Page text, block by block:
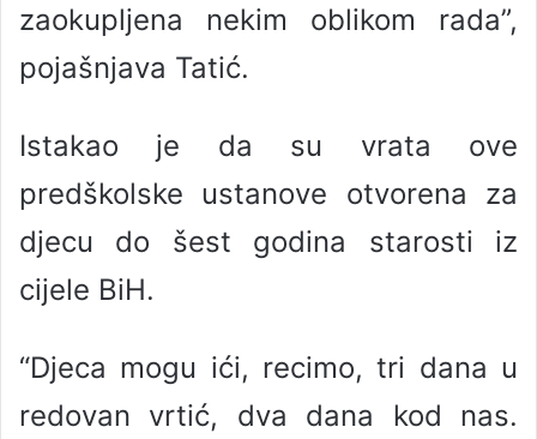
zaokupljena nekim oblikom rada”,
pojašnjava Tatić.
Istakao je da su vrata ove
predškolske ustanove otvorena za
djecu do šest godina starosti iz
cijele BiH.
“Djeca mogu ići, recimo, tri dana u
redovan vrtić, dva dana kod nas.